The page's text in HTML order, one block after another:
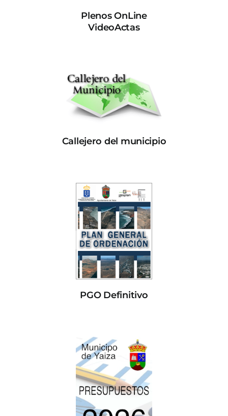
Plenos OnLine
VideoActas
Callejero del municipio
PGO Definitivo